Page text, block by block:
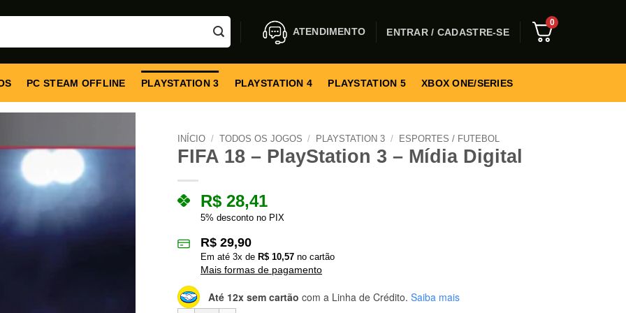
ATENDIMENTO ENTRAR / CADASTRE-SE
0
PC STEAM OFFLINE PLAYSTATION 3 PLAYSTATION 4 PLAYSTATION 5 XBOX ONE/SERIES
INÍCIO / TODOS OS JOGOS / PLAYSTATION 3 / ESPORTES / FUTEBOL
FIFA 18 – PlayStation 3 – Mídia Digital
R$ 28,41
5% desconto no PIX
R$ 29,90
Em até 3x de R$ 10,57 no cartão
Mais formas de pagamento
Até 12x sem cartão com a Linha de Crédito. Saiba mais